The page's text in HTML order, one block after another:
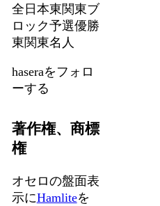
全日本東関東ブ
ロック予選優勝
東関東名人
haseraをフォロ
ーする
著作権、商標
権
オセロの盤面表
示にHamliteを